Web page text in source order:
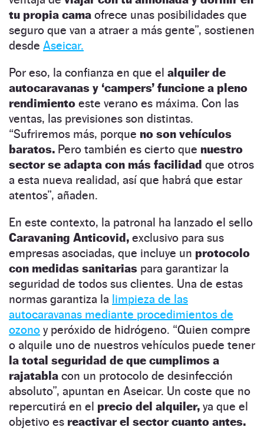
tu propia cama ofrece unas posibilidades que
seguro que van a atraer a más gente”, sostienen
desde Aseicar.
Por eso, la confianza en que el alquiler de
autocaravanas y ‘campers’ funcione a pleno
rendimiento este verano es máxima. Con las
ventas, las previsiones son distintas.
“Sufriremos más, porque no son vehículos
baratos. Pero también es cierto que nuestro
sector se adapta con más facilidad que otros
a esta nueva realidad, así que habrá que estar
atentos”, añaden.
En este contexto, la patronal ha lanzado el sello
Caravaning Anticovid, exclusivo para sus
empresas asociadas, que incluye un protocolo
con medidas sanitarias para garantizar la
seguridad de todos sus clientes. Una de estas
normas garantiza la limpieza de las
autocaravanas mediante procedimientos de
ozono y peróxido de hidrógeno. “Quien compre
o alquile uno de nuestros vehículos puede tener
la total seguridad de que cumplimos a
rajatabla con un protocolo de desinfección
absoluto”, apuntan en Aseicar. Un coste que no
repercutirá en el precio del alquiler, ya que el
objetivo es reactivar el sector cuanto antes.